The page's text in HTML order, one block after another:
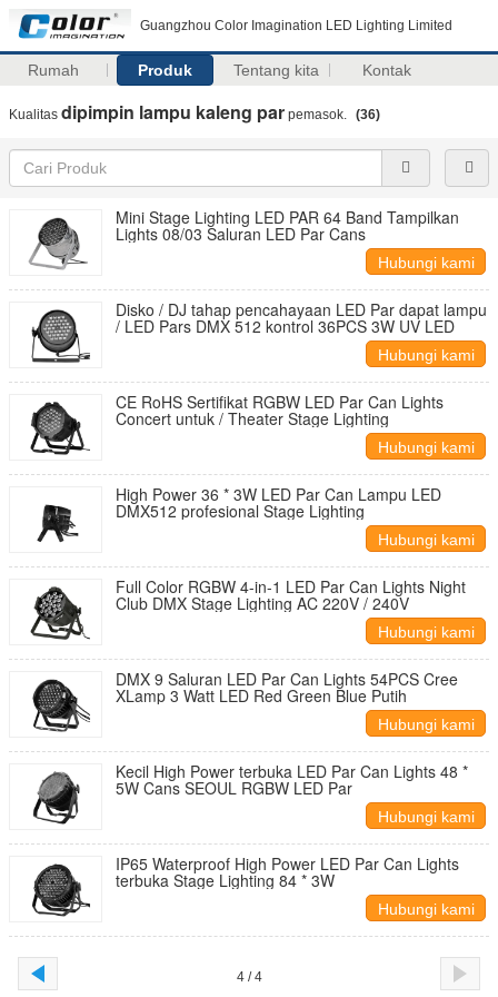
Guangzhou Color Imagination LED Lighting Limited
Rumah Produk Tentang kita Kontak
Kualitas dipimpin lampu kaleng par pemasok. (36)
Mini Stage Lighting LED PAR 64 Band Tampilkan
Lights 08/03 Saluran LED Par Cans
Hubungi kami
Disko / DJ tahap pencahayaan LED Par dapat lampu
/ LED Pars DMX 512 kontrol 36PCS 3W UV LED
Hubungi kami
CE RoHS Sertifikat RGBW LED Par Can Lights
Concert untuk / Theater Stage Lighting
Hubungi kami
High Power 36 * 3W LED Par Can Lampu LED
DMX512 profesional Stage Lighting
Hubungi kami
Full Color RGBW 4-in-1 LED Par Can Lights Night
Club DMX Stage Lighting AC 220V / 240V
Hubungi kami
DMX 9 Saluran LED Par Can Lights 54PCS Cree
XLamp 3 Watt LED Red Green Blue Putih
Hubungi kami
Kecil High Power terbuka LED Par Can Lights 48 *
5W Cans SEOUL RGBW LED Par
Hubungi kami
IP65 Waterproof High Power LED Par Can Lights
terbuka Stage Lighting 84 * 3W
Hubungi kami
4 / 4